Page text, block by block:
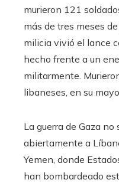
murieron 121
más de tres meses
milicia vivió el lance
hecho frente a un
militarmente.
libaneses, en su
La guerra de Gaza
abiertamente a
Yemen, donde
han bombardeado